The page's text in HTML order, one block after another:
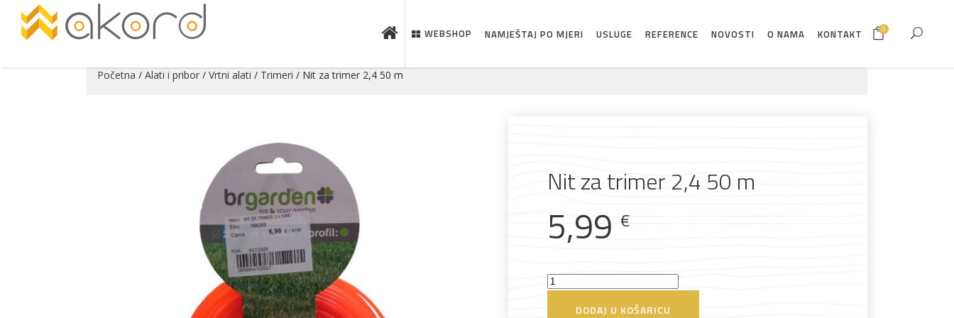
Pogledajte što je novo u ponudi
WEBSHOP NAMJEŠTAJ PO MJERI USLUGE REFERENCE NOVOSTI O NAMA KONTAKT 0
Početna / Alati i pribor / Vrtni alati / Trimeri / Nit za trimer 2,4 50 m
Nit za trimer 2,4 50 m
5,99 €
Nit
DODAJ U KOŠARICU